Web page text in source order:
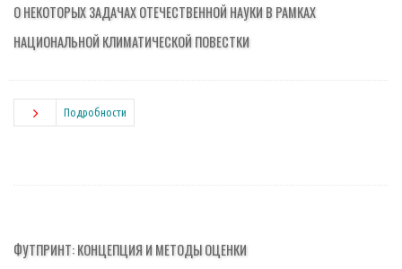
О НЕКОТОРЫХ ЗАДАЧАХ ОТЕЧЕСТВЕННОЙ НАУКИ В РАМКАХ
НАЦИОНАЛЬНОЙ КЛИМАТИЧЕСКОЙ ПОВЕСТКИ
Подробности
ФУТПРИНТ: КОНЦЕПЦИЯ И МЕТОДЫ ОЦЕНКИ